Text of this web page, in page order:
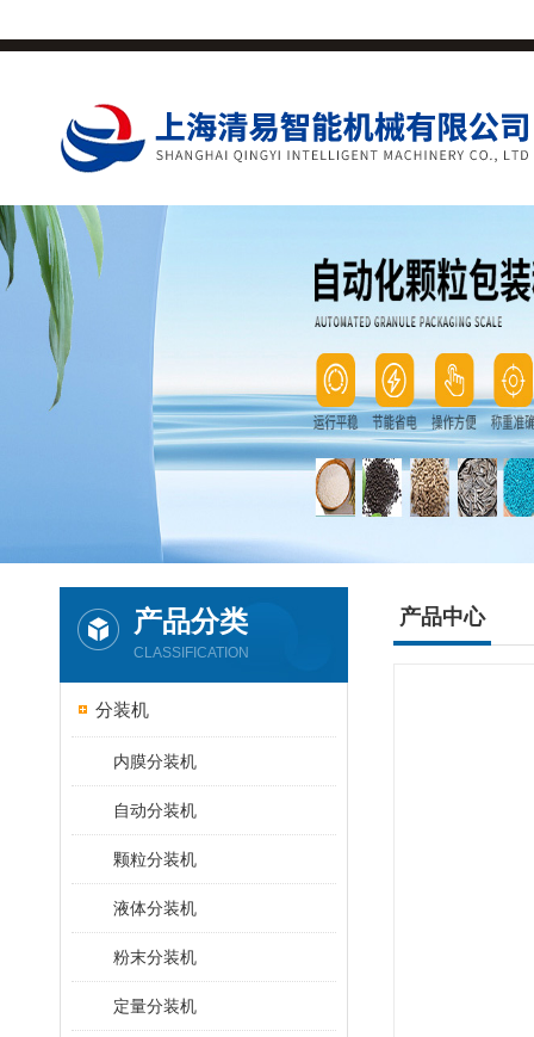
产品分类
CLASSIFICATION
分装机
内膜分装机
自动分装机
颗粒分装机
液体分装机
粉末分装机
定量分装机
产品中心